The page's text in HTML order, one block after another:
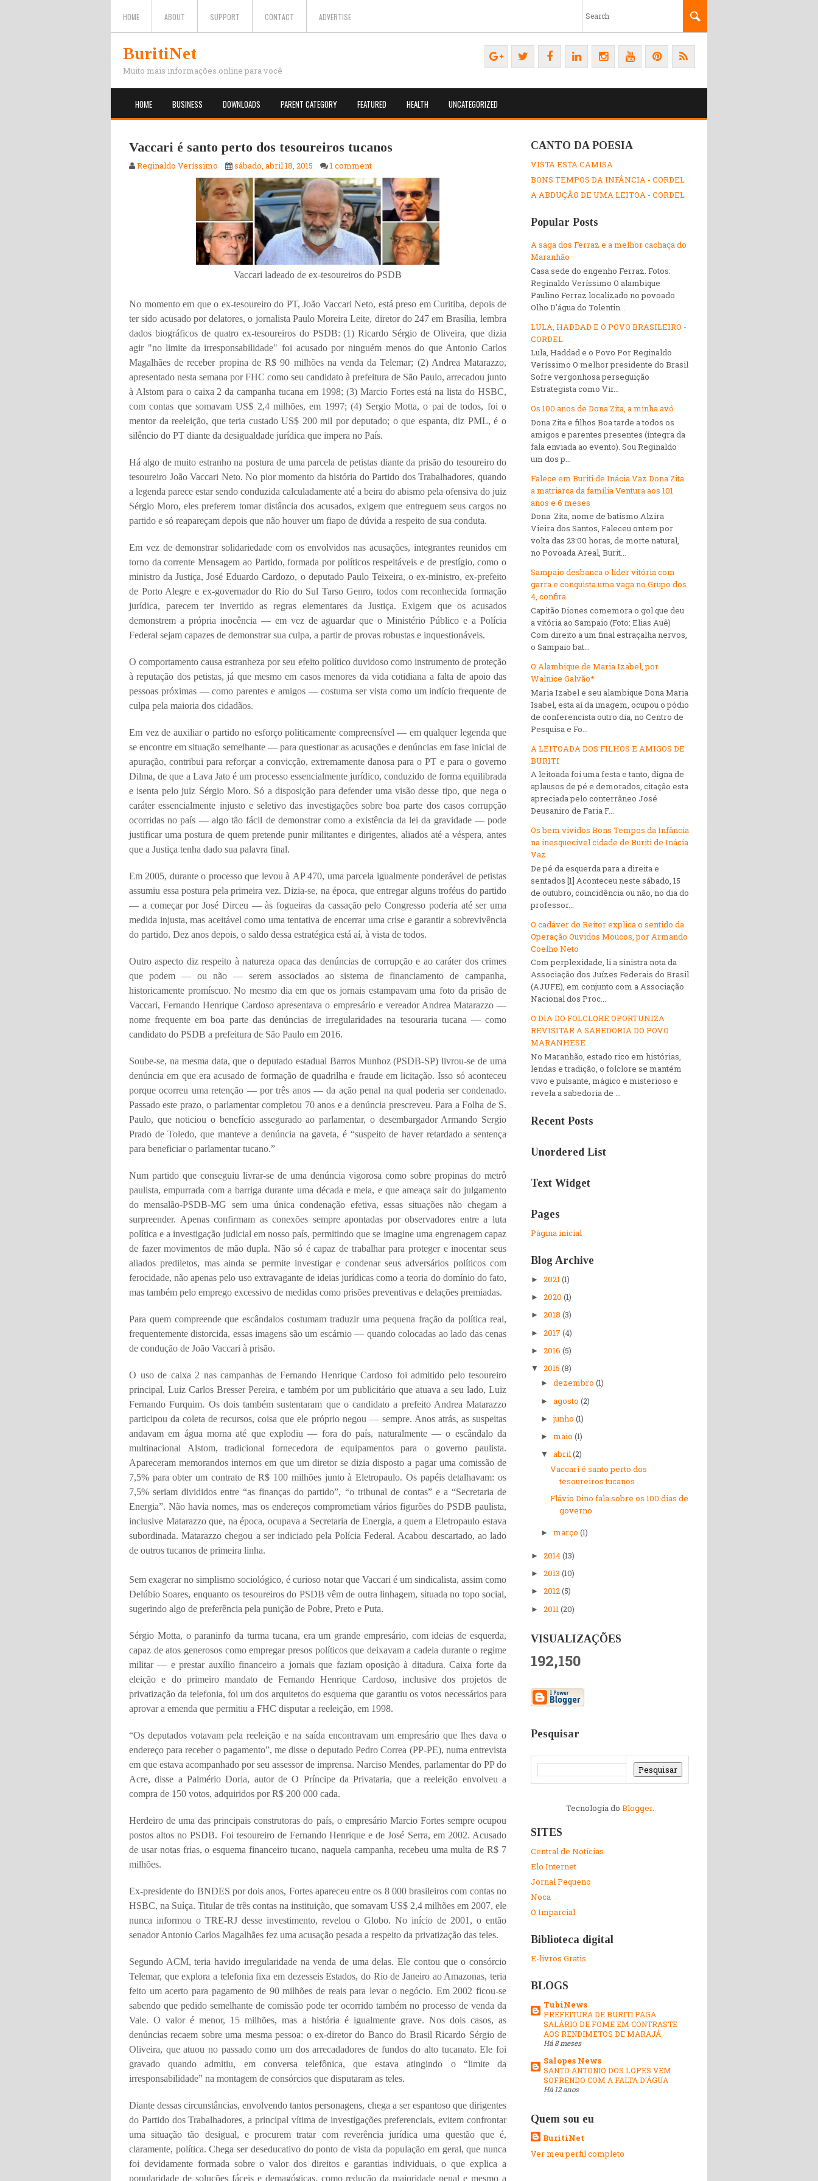
HOME ABOUT SUPPORT CONTACT ADVERTISE
BuritiNet
Muito mais informações online para você
HOME BUSINESS DOWNLOADS PARENT CATEGORY FEATURED HEALTH UNCATEGORIZED
Vaccari é santo perto dos tesoureiros tucanos
Reginaldo Veríssimo sábado, abril 18, 2015 1 comment
Vaccari ladeado de ex-tesoureiros do PSDB
No momento em que o ex-tesoureiro do PT, João Vaccari Neto, está preso em Curitiba, depois de
ter sido acusado por delatores, o jornalista Paulo Moreira Leite, diretor do 247 em Brasília, lembra
dados biográficos de quatro ex-tesoureiros do PSDB: (1) Ricardo Sérgio de Oliveira, que dizia
agir "no limite da irresponsabilidade" foi acusado por ninguém menos do que Antonio Carlos
Magalhães de receber propina de R$ 90 milhões na venda da Telemar; (2) Andrea Matarazzo,
apresentado nesta semana por FHC como seu candidato à prefeitura de São Paulo, arrecadou junto
à Alstom para o caixa 2 da campanha tucana em 1998; (3) Marcio Fortes está na lista do HSBC,
com contas que somavam US$ 2,4 milhões, em 1997; (4) Sergio Motta, o pai de todos, foi o
mentor da reeleição, que teria custado US$ 200 mil por deputado; o que espanta, diz PML, é o
silêncio do PT diante da desigualdade jurídica que impera no País.
Há algo de muito estranho na postura de uma parcela de petistas diante da prisão do tesoureiro do
tesoureiro João Vaccari Neto. No pior momento da história do Partido dos Trabalhadores, quando
a legenda parece estar sendo conduzida calculadamente até a beira do abismo pela ofensiva do juiz
Sérgio Moro, eles preferem tomar distância dos acusados, exigem que entreguem seus cargos no
partido e só reapareçam depois que não houver um fiapo de dúvida a respeito de sua conduta.
Em vez de demonstrar solidariedade com os envolvidos nas acusações, integrantes reunidos em
torno da corrente Mensagem ao Partido, formada por políticos respeitáveis e de prestígio, como o
ministro da Justiça, José Eduardo Cardozo, o deputado Paulo Teixeira, o ex-ministro, ex-prefeito
de Porto Alegre e ex-governador do Rio do Sul Tarso Genro, todos com reconhecida formação
jurídica, parecem ter invertido as regras elementares da Justiça. Exigem que os acusados
demonstrem a própria inocência — em vez de aguardar que o Ministério Público e a Polícia
Federal sejam capazes de demonstrar sua culpa, a partir de provas robustas e inquestionáveis.
O comportamento causa estranheza por seu efeito político duvidoso como instrumento de proteção
à reputação dos petistas, já que mesmo em casos menores da vida cotidiana a falta de apoio das
pessoas próximas — como parentes e amigos — costuma ser vista como um indício frequente de
culpa pela maioria dos cidadãos.
Em vez de auxiliar o partido no esforço politicamente compreensível — em qualquer legenda que
se encontre em situação semelhante — para questionar as acusações e denúncias em fase inicial de
apuração, contribui para reforçar a convicção, extremamente danosa para o PT e para o governo
Dilma, de que a Lava Jato é um processo essencialmente jurídico, conduzido de forma equilibrada
e isenta pelo juiz Sérgio Moro. Só a disposição para defender uma visão desse tipo, que nega o
caráter essencialmente injusto e seletivo das investigações sobre boa parte dos casos corrupção
ocorridas no país — algo tão fácil de demonstrar como a existência da lei da gravidade — pode
justificar uma postura de quem pretende punir militantes e dirigentes, aliados até a véspera, antes
que a Justiça tenha dado sua palavra final.
Em 2005, durante o processo que levou à AP 470, uma parcela igualmente ponderável de petistas
assumiu essa postura pela primeira vez. Dizia-se, na época, que entregar alguns troféus do partido
— a começar por José Dirceu — às fogueiras da cassação pelo Congresso poderia até ser uma
medida injusta, mas aceitável como uma tentativa de encerrar uma crise e garantir a sobrevivência
do partido. Dez anos depois, o saldo dessa estratégica está aí, à vista de todos.
Outro aspecto diz respeito à natureza opaca das denúncias de corrupção e ao caráter dos crimes
que podem — ou não — serem associados ao sistema de financiamento de campanha,
historicamente promíscuo. No mesmo dia em que os jornais estampavam uma foto da prisão de
Vaccari, Fernando Henrique Cardoso apresentava o empresário e vereador Andrea Matarazzo —
nome frequente em boa parte das denúncias de irregularidades na tesouraria tucana — como
candidato do PSDB a prefeitura de São Paulo em 2016.
Soube-se, na mesma data, que o deputado estadual Barros Munhoz (PSDB-SP) livrou-se de uma
denúncia em que era acusado de formação de quadrilha e fraude em licitação. Isso só aconteceu
porque ocorreu uma retenção — por três anos — da ação penal na qual poderia ser condenado.
Passado este prazo, o parlamentar completou 70 anos e a denúncia prescreveu. Para a Folha de S.
Paulo, que noticiou o benefício assegurado ao parlamentar, o desembargador Armando Sergio
Prado de Toledo, que manteve a denúncia na gaveta, é “suspeito de haver retardado a sentença
para beneficiar o parlamentar tucano.”
Num partido que conseguiu livrar-se de uma denúncia vigorosa como sobre propinas do metrô
paulista, empurrada com a barriga durante uma década e meia, e que ameaça sair do julgamento
do mensalão-PSDB-MG sem uma única condenação efetiva, essas situações não chegam a
surpreender. Apenas confirmam as conexões sempre apontadas por observadores entre a luta
política e a investigação judicial em nosso país, permitindo que se imagine uma engrenagem capaz
de fazer movimentos de mão dupla. Não só é capaz de trabalhar para proteger e inocentar seus
aliados prediletos, mas ainda se permite investigar e condenar seus adversários políticos com
ferocidade, não apenas pelo uso extravagante de ideias jurídicas como a teoria do domínio do fato,
mas também pelo emprego excessivo de medidas como prisões preventivas e delações premiadas.
Para quem compreende que escândalos costumam traduzir uma pequena fração da política real,
frequentemente distorcida, essas imagens são um escárnio — quando colocadas ao lado das cenas
de condução de João Vaccari à prisão.
O uso de caixa 2 nas campanhas de Fernando Henrique Cardoso foi admitido pelo tesoureiro
principal, Luiz Carlos Bresser Pereira, e também por um publicitário que atuava a seu lado, Luiz
Fernando Furquim. Os dois também sustentaram que o candidato a prefeito Andrea Matarazzo
participou da coleta de recursos, coisa que ele próprio negou — sempre. Anos atrás, as suspeitas
andavam em água morna até que explodiu — fora do país, naturalmente — o escândalo da
multinacional Alstom, tradicional fornecedora de equipamentos para o governo paulista.
Apareceram memorandos internos em que um diretor se dizia disposto a pagar uma comissão de
7,5% para obter um contrato de R$ 100 milhões junto à Eletropaulo. Os papéis detalhavam: os
7,5% seriam divididos entre “as finanças do partido”, “o tribunal de contas” e a “Secretaria de
Energia”. Não havia nomes, mas os endereços comprometiam vários figurões do PSDB paulista,
inclusive Matarazzo que, na época, ocupava a Secretaria de Energia, a quem a Eletropaulo estava
subordinada. Matarazzo chegou a ser indiciado pela Polícia Federal. Acabou descartado, ao lado
de outros tucanos de primeira linha.
Sem exagerar no simplismo sociológico, é curioso notar que Vaccari é um sindicalista, assim como
Delúbio Soares, enquanto os tesoureiros do PSDB vêm de outra linhagem, situada no topo social,
sugerindo algo de preferência pela punição de Pobre, Preto e Puta.
Sérgio Motta, o paraninfo da turma tucana, era um grande empresário, com ideias de esquerda,
capaz de atos generosos como empregar presos políticos que deixavam a cadeia durante o regime
militar — e prestar auxílio financeiro a jornais que faziam oposição à ditadura. Caixa forte da
eleição e do primeiro mandato de Fernando Henrique Cardoso, inclusive dos projetos de
privatização da telefonia, foi um dos arquitetos do esquema que garantiu os votos necessários para
aprovar a emenda que permitiu a FHC disputar a reeleição, em 1998.
“Os deputados votavam pela reeleição e na saída encontravam um empresário que lhes dava o
endereço para receber o pagamento”, me disse o deputado Pedro Correa (PP-PE), numa entrevista
em que estava acompanhado por seu assessor de imprensa. Narciso Mendes, parlamentar do PP do
Acre, disse a Palmério Doria, autor de O Príncipe da Privataria, que a reeleição envolveu a
compra de 150 votos, adquiridos por R$ 200 000 cada.
Herdeiro de uma das principais construtoras do país, o empresário Marcio Fortes sempre ocupou
postos altos no PSDB. Foi tesoureiro de Fernando Henrique e de José Serra, em 2002. Acusado
de usar notas frias, o esquema financeiro tucano, naquela campanha, recebeu uma multa de R$ 7
milhões.
Ex-presidente do BNDES por dois anos, Fortes apareceu entre os 8 000 brasileiros com contas no
HSBC, na Suíça. Titular de três contas na instituição, que somavam US$ 2,4 milhões em 2007, ele
nunca informou o TRE-RJ desse investimento, revelou o Globo. No início de 2001, o então
senador Antonio Carlos Magalhães fez uma acusação pesada a respeito da privatização das teles.
Segundo ACM, teria havido irregularidade na venda de uma delas. Ele contou que o consórcio
Telemar, que explora a telefonia fixa em dezesseis Estados, do Rio de Janeiro ao Amazonas, teria
feito um acerto para pagamento de 90 milhões de reais para levar o negócio. Em 2002 ficou-se
sabendo que pedido semelhante de comissão pode ter ocorrido também no processo de venda da
Vale. O valor é menor, 15 milhões, mas a história é igualmente grave. Nos dois casos, as
denúncias recaem sobre uma mesma pessoa: o ex-diretor do Banco do Brasil Ricardo Sérgio de
Oliveira, que atuou no passado como um dos arrecadadores de fundos do alto tucanato. Ele foi
gravado quando admitiu, em conversa telefônica, que estava atingindo o “limite da
irresponsabilidade” na montagem de consórcios que disputaram as teles.
Diante dessas circunstâncias, envolvendo tantos personagens, chega a ser espantoso que dirigentes
do Partido dos Trabalhadores, a principal vítima de investigações preferenciais, evitem confrontar
uma situação tão desigual, e procurem tratar com reverência jurídica uma questão que é,
claramente, política. Chega ser deseducativo do ponto de vista da população em geral, que nunca
foi devidamente formada sobre o valor dos direitos e garantias individuais, o que explica a
popularidade de soluções fáceis e demagógicas, como redução da maioridade penal e mesmo a
CANTO DA POESIA
VISTA ESTA CAMISA
BONS TEMPOS DA INFÂNCIA - CORDEL
A ABDUÇÃO DE UMA LEITOA - CORDEL
Popular Posts
A saga dos Ferraz e a melhor cachaça do
Maranhão
Casa sede do engenho Ferraz. Fotos:
Reginaldo Veríssimo O alambique
Paulino Ferraz localizado no povoado
Olho D'água do Tolentin...
LULA, HADDAD E O POVO BRASILEIRO -
CORDEL
Lula, Haddad e o Povo Por Reginaldo
Veríssimo O melhor presidente do Brasil
Sofre vergonhosa perseguição
Estrategista como Vir...
Os 100 anos de Dona Zita, a minha avó
Dona Zita e filhos Boa tarde a todos os
amigos e parentes presentes (íntegra da
fala enviada ao evento). Sou Reginaldo
um dos p...
Falece em Buriti de Inácia Vaz Dona Zita
a matriarca da família Ventura aos 101
anos e 6 meses
Dona Zita, nome de batismo Alzira
Vieira dos Santos, Faleceu ontem por
volta das 23:00 horas, de morte natural,
no Povoada Areal, Burit...
Sampaio desbanca o líder vitória com
garra e conquista uma vaga no Grupo dos
4, confira
Capitão Diones comemora o gol que deu
a vitória ao Sampaio (Foto: Elias Auê)
Com direito a um final estraçalha nervos,
o Sampaio bat...
O Alambique de Maria Izabel, por
Walnice Galvão*
Maria Izabel e seu alambique Dona Maria
Isabel, esta aí da imagem, ocupou o pódio
de conferencista outro dia, no Centro de
Pesquisa e Fo...
A LEITOADA DOS FILHOS E AMIGOS DE
BURITI
A leitoada foi uma festa e tanto, digna de
aplausos de pé e demorados, citação esta
apreciada pelo conterrâneo José
Deusaniro de Faria F...
Os bem vividos Bons Tempos da Infância
na inesquecível cidade de Buriti de Inácia
Vaz
De pé da esquerda para a direita e
sentados [1] Aconteceu neste sábado, 15
de outubro, coincidência ou não, no dia do
professor...
O cadáver do Reitor explica o sentido da
Operação Ouvidos Moucos, por Armando
Coelho Neto
Com perplexidade, li a sinistra nota da
Associação dos Juízes Federais do Brasil
(AJUFE), em conjunto com a Associação
Nacional dos Proc...
O DIA DO FOLCLORE OPORTUNIZA
REVISITAR A SABEDORIA DO POVO
MARANHESE
No Maranhão, estado rico em histórias,
lendas e tradição, o folclore se mantém
vivo e pulsante, mágico e misterioso e
revela a sabedoria de ...
Recent Posts
Unordered List
Text Widget
Pages
Página inicial
Blog Archive
► 2021(1)
► 2020 (1)
► 2018 (3)
► 2017 (4)
► 2016 (5)
▼ 2015 (8)
► dezembro (1)
► agosto (2)
►junho (1)
► maio (1)
▼ abril(2)
Vaccari é santo perto dos
tesoureiros tucanos
Flávio Dino fala sobre os 100 dias de
governo
► março (1)
► 2014(13)
► 2013 (10)
► 2012(5)
► 2011(20)
VISUALIZAÇÕES
192,150
Pesquisar
Tecnologia do Blogger.
SITES
Central de Notícias
Elo Internet
Jornal Pequeno
Noca
O Imparcial
Biblioteca digital
E-livros Gratis
BLOGS
TubiNews
PREFEITURA DE BURITI PAGA
SALÁRIO DE FOME EM CONTRASTE
AOS RENDIMETOS DE MARAJÁ
Há 8 meses
Salopes News
SANTO ANTONIO DOS LOPES VEM
SOFRENDO COM A FALTA D'ÁGUA
Há 12 anos
Quem sou eu
BuritiNet
Ver meu perfil completo